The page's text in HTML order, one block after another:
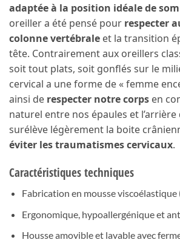
adaptée à la position idéale de
oreiller a été pensé pour respecter
colonne vertébrale et la transition
tête. Contrairement aux oreillers
soit tout plats, soit gonflés sur le
cervical a une forme de « femme
ainsi de respecter notre corps en
naturel entre nos épaules et
surélève légèrement la boite
éviter les traumatismes cervicaux.
Caractéristiques techniques
Fabrication en mousse
Ergonomique, hypoallergénique et
Housse amovible et lavable avec